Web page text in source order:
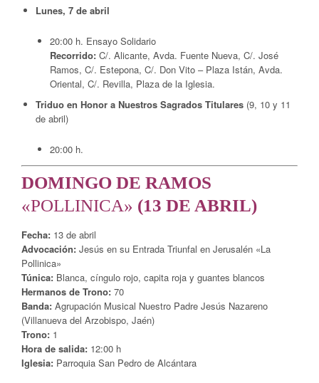
Lunes, 7 de abril
20:00 h. Ensayo Solidario
Recorrido: C/. Alicante, Avda. Fuente Nueva, C/. José
Ramos, C/. Estepona, C/. Don Vito – Plaza Istán, Avda.
Oriental, C/. Revilla, Plaza de la Iglesia.
Triduo en Honor a Nuestros Sagrados Titulares (9, 10 y 11
de abril)
20:00 h.
DOMINGO DE RAMOS
«POLLINICA» (13 DE ABRIL)
Fecha: 13 de abril
Advocación: Jesús en su Entrada Triunfal en Jerusalén «La
Pollinica»
Túnica: Blanca, cíngulo rojo, capita roja y guantes blancos
Hermanos de Trono: 70
Banda: Agrupación Musical Nuestro Padre Jesús Nazareno
(Villanueva del Arzobispo, Jaén)
Trono: 1
Hora de salida: 12:00 h
Iglesia: Parroquia San Pedro de Alcántara